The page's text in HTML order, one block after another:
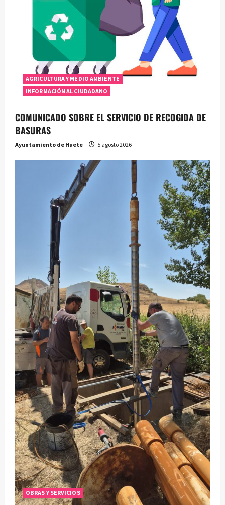
AGRICULTURA Y MEDIO AMBIENTE
INFORMACIÓN AL CIUDADANO
COMUNICADO SOBRE EL SERVICIO DE RECOGIDA DE
BASURAS
Ayuntamiento de Huete 5 agosto 2026
OBRAS Y SERVICIOS